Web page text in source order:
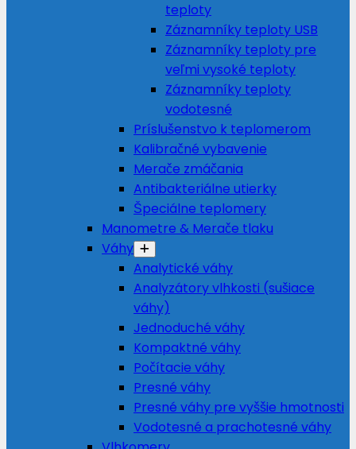
teploty
Záznamníky teploty USB
Záznamníky teploty pre
veľmi vysoké teploty
Záznamníky teploty
vodotesné
Príslušenstvo k teplomerom
Kalibračné vybavenie
Merače zmáčania
Antibakteriálne utierky
Špeciálne teplomery
Manometre & Merače tlaku
Váhy
Analytické váhy
Analyzátory vlhkosti (sušiace
váhy)
Jednoduché váhy
Kompaktné váhy
Počítacie váhy
Presné váhy
Presné váhy pre vyššie hmotnosti
Vodotesné a prachotesné váhy